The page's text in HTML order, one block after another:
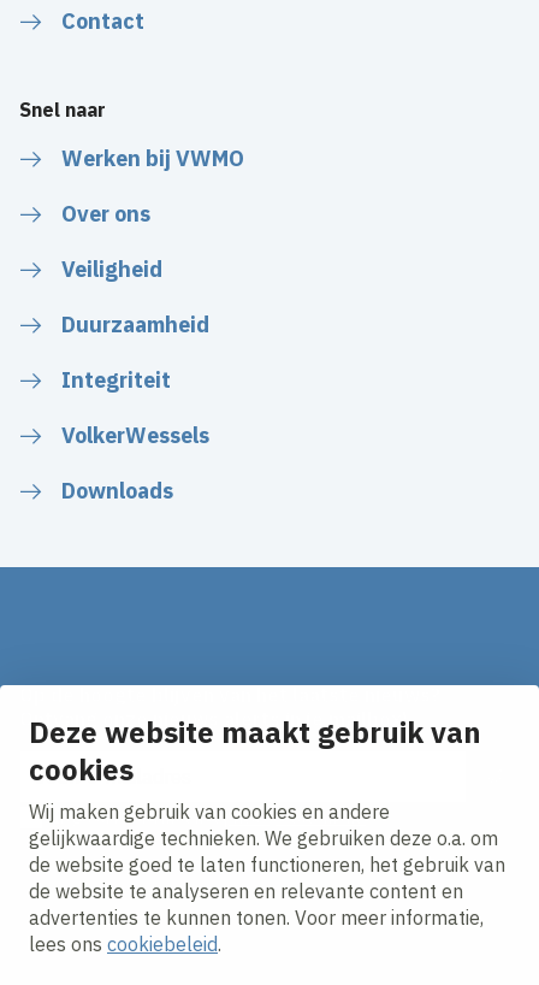
Deze website maakt gebruik van
cookies
Wij maken gebruik van cookies en andere
gelijkwaardige technieken. We gebruiken deze o.a. om
de website goed te laten functioneren, het gebruik van
de website te analyseren en relevante content en
advertenties te kunnen tonen. Voor meer informatie,
lees ons cookiebeleid.
Contact
Snel naar
Werken bij VWMO
Over ons
Veiligheid
Duurzaamheid
Integriteit
VolkerWessels
Downloads
Ontvang onze nieuws alerts in je mailbox!
E-mailadres
Ik ga akkoord met hetprivacy statement.